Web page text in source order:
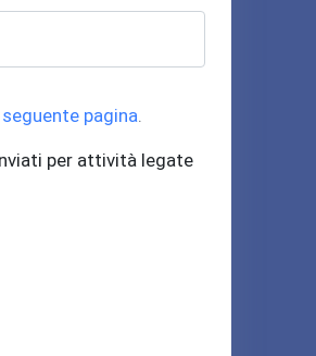
seguente pagina.
per attività legate